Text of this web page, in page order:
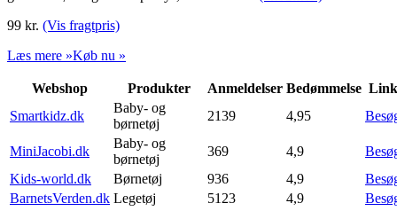
99 kr. (Vis fragtpris)
Læs mere »Køb nu »
Webshop Produkter Anmeldelser Bedømmelse Link
Smartkidz.dk
Baby- og
børnetøj
2139 4,95
MiniJacobi.dk
Baby- og
børnetøj
369 4,9
Kids-world.dk
Børnetøj 936 4,9
BarnetsVerden.dk Legetøj 5123 4,9